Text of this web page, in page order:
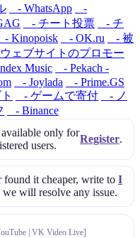
- WhatsApp
-
- チート投票
- チ
- Kinopoisk - OK.ru
- 被
ェブサイトのプロモー
Music
- Pekach -
- Joylada
- Prime.GS
- ゲームで寄付
- ノ
- Binance
available only for
users.
Register.
it cheaper, write to I
we will resolve any issue.
| VK Video Live]